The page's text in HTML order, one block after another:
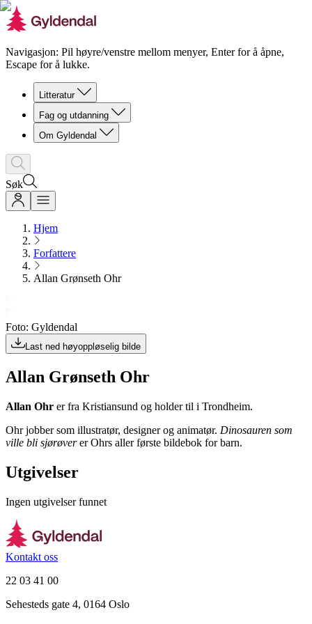
Navigasjon: Pil høyre/venstre mellom menyer, Enter for å åpne,
Escape for å lukke.
Litteratur
Fag og utdanning
Om Gyldendal
Søk
Hjem
Forfattere
Allan Grønseth Ohr
Foto: Gyldendal
Last ned høyoppløselig bilde
Allan Grønseth Ohr
Allan Ohr er fra Kristiansund og holder til i Trondheim.
Ohr jobber som illustratør, designer og animatør. Dinosauren som
ville bli sjørøverer Ohrs aller første bildebok for barn.
Utgivelser
Ingen utgivelser funnet
Kontakt oss
22 03 41 00
Sehesteds gate 4, 0164 Oslo